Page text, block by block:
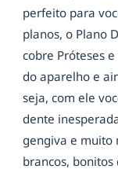
perfeito para
planos, o Plano
cobre Próteses
do aparelho e
seja, com ele
dente
gengiva e muito
brancos, bonitos